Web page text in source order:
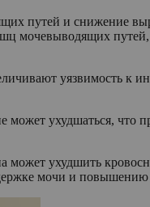
путей и снижение
мочевыводящих
уязвимость к
может ухудшаться,
может ухудшить
мочи и